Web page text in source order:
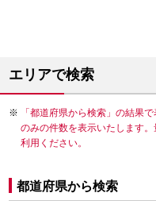
エリアで検索
「都道府県から検索」の結果
のみの件数を表示いたします
利用ください。
都道府県から検索